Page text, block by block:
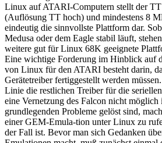
Linux auf ATARI-Computern stellt der
(Auflösung TT hoch) und mindestens 8
eindeutig die sinnvollste Plattform dar.
Medusa oder dem Eagle stabil läuft,
weitere gut für Linux 68K geeignete
Eine wichtige Forderung im Hinblick auf
von Linux für den ATARI besteht darin,
Gerätetreiber fertiggestellt werden
Linie die restlichen Treiber für die
eine Vernetzung des Falcon nicht möglich
grundlegenden Probleme gelöst sind,
einer GEM-Emula-tion unter Linux zu
der Fall ist. Bevor man sich Gedanken